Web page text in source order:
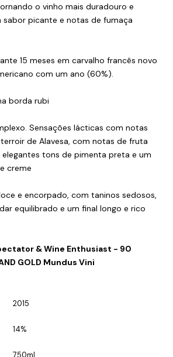
o vinho mais duradouro e
picante e notas de fumaça
15 meses em carvalho francês novo
com um ano (60%).
borda rubi
Sensações lácticas com notas
de Alavesa, com notas de fruta
tons de pimenta preta e um
creme
e encorpado, com taninos sedosos,
equilibrado e um final longo e rico
& Wine Enthusiast - 90
GOLD Mundus Vini
2015
14%